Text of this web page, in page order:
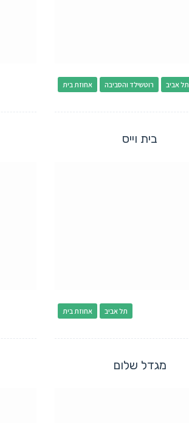
אחוזת בית רוטשילד והסביבה תל אביב
בית וייס
אחוזת בית תל אביב
מגדל שלום